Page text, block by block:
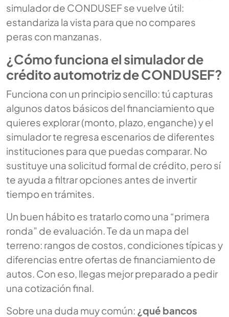
simulador de CONDUSEF se vuelve útil:
estandariza la vista para que no compares
peras con manzanas.
¿Cómo funciona el simulador de
crédito automotriz de CONDUSEF?
Funciona con un principio sencillo: tú capturas
algunos datos básicos del financiamiento que
quieres explorar (monto, plazo, enganche) y el
simulador te regresa escenarios de diferentes
instituciones para que puedas comparar. No
sustituye una solicitud formal de crédito, pero sí
te ayuda a filtrar opciones antes de invertir
tiempo en trámites.
Un buen hábito es tratarlo como una “primera
ronda” de evaluación. Te da un mapa del
terreno: rangos de costos, condiciones típicas y
diferencias entre ofertas de financiamiento de
autos. Con eso, llegas mejor preparado a pedir
una cotización final.
Sobre una duda muy común: ¿qué bancos